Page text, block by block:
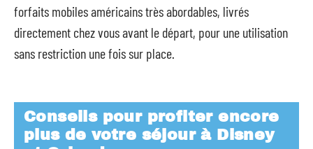
forfaits mobiles américains très abordables, livrés
directement chez vous avant le départ, pour une utilisation
sans restriction une fois sur place.
Conseils pour profiter encore
plus de votre séjour à Disney